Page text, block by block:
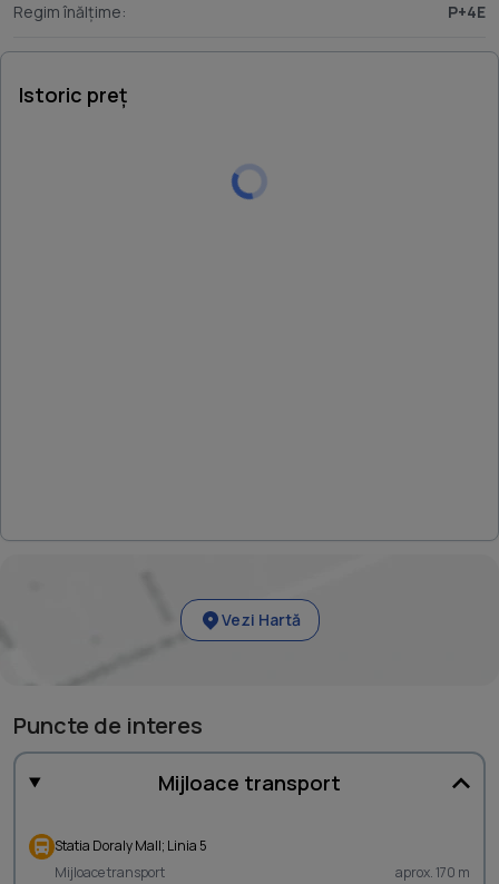
Regim înălțime: P+4E
Istoric preț
Vezi Hartă
Puncte de interes
Mijloace transport
Statia Doraly Mall; Linia 5
Mijloace transport
aprox. 170 m